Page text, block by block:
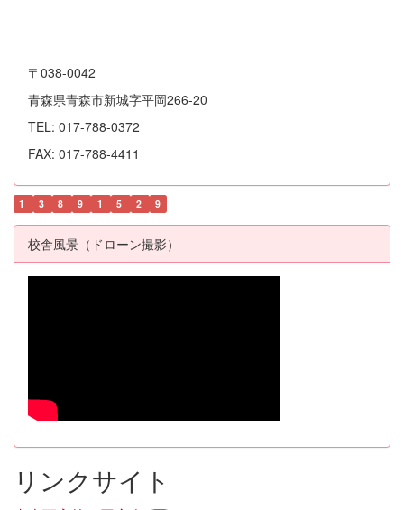
〒038-0042
青森県青森市新城字平岡266-20
TEL: 017-788-0372
FAX: 017-788-4411
1 3 8 9 1 5 2 9
校舎風景（ドローン撮影）
リンクサイト